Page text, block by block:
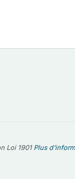
Loi 1901 Plus